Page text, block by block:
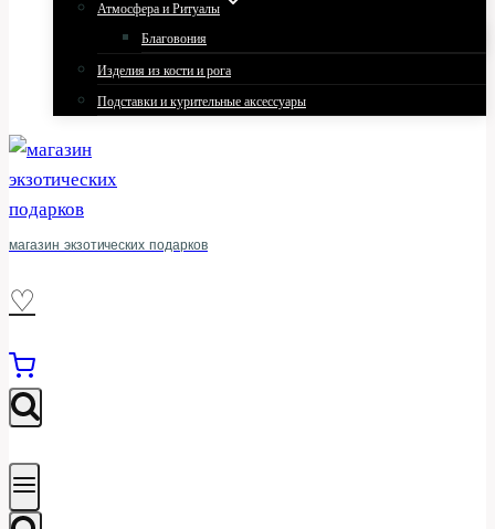
Атмосфера и Ритуалы
Благовония
Изделия из кости и рога
Подставки и курительные аксессуары
магазин экзотических подарков
♡